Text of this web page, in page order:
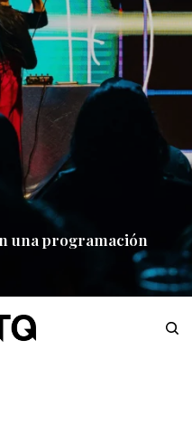
una programación